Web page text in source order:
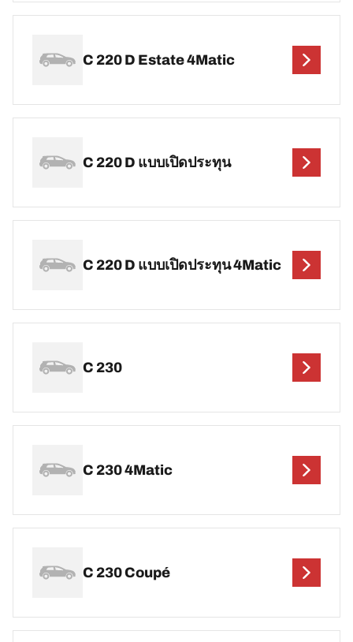
C 220 D Estate 4Matic
C 220 D แบบเปิดประทุน
C 220 D แบบเปิดประทุน 4Matic
C 230
C 230 4Matic
C 230 Coupé